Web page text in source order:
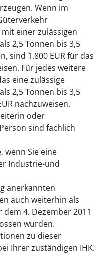
Wenn im
einer zulässigen
2,5 Tonnen bis 3,5
sind 1.800 EUR für das
Für jedes weitere
eine zulässige
2,5 Tonnen bis 3,5
nachzuweisen.
oder
sind fachlich
wenn Sie eine
Industrie-und
anerkannten
auch weiterhin als
4. Dezember 2011
wurden.
zu dieser
Ihrer zuständigen IHK.